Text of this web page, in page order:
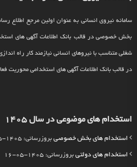
سامانه نیروی انسانی به عنوان اولین مرجع اطلاع
بخش خصوصی در قالب بانک اطلاعات آگهی های
شغلی متناسب با نیروهای انسانی نیازمند کار راه
در قالب بانک اطلاعات آگهی های استخدامی محوریت
استخدام های موضوعی در سال 1405
استخدام های بخش خصوصی بروزرسانی: 1405-05-16
استخدام های دولتی بروزرسانی: 1405-05-16